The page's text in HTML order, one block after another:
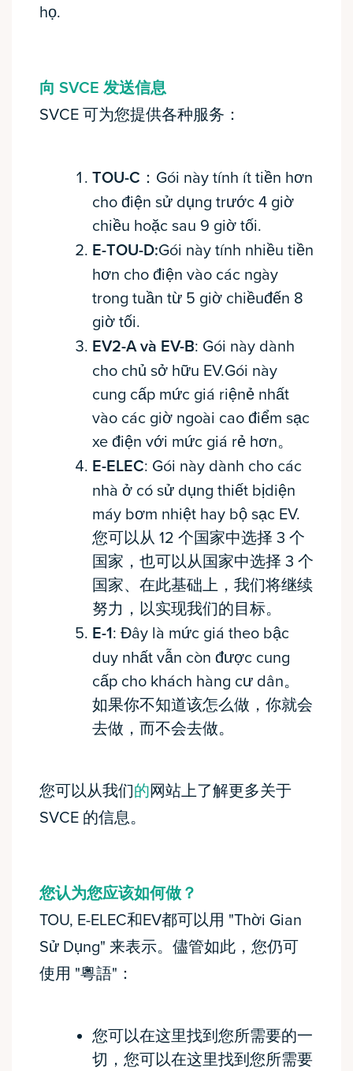
họ.
向 SVCE 发送信息
SVCE 可为您提供各种服务：
TOU-C ：Gói này tính ít tiền hơn
cho điện sử dụng trước 4 giờ
chiều hoặc sau 9 giờ tối.
E-TOU-D:Gói này tính nhiều tiền
hơn cho điện vào các ngày
trong tuần từ 5 giờ chiềuđến 8
giờ tối.
EV2-A và EV-B: Gói này dành
cho chủ sở hữu EV.Gói này
cung cấp mức giá riệnẻ nhất
vào các giờ ngoài cao điểm sạc
xe điện với mức giá rẻ hơn。
E-ELEC: Gói này dành cho các
nhà ở có sử dụng thiết bịdiện
máy bơm nhiệt hay bộ sạc EV.
您可以从 12 个国家中选择 3 个
国家，也可以从国家中选择 3 个
国家、在此基础上，我们将继续
努力，以实现我们的目标。
E-1: Đây là mức giá theo bậc
duy nhất vẫn còn được cung
cấp cho khách hàng cư dân。
如果你不知道该怎么做，你就会
去做，而不会去做。
您可以从我们的网站上了解更多关于
SVCE 的信息。
您认为您应该如何做？
TOU, E-ELEC和EV都可以用 "Thời Gian
Sử Dụng" 来表示。儘管如此，您仍可
使用 "粵語"：
您可以在这里找到您所需要的一
切，您可以在这里找到您所需要